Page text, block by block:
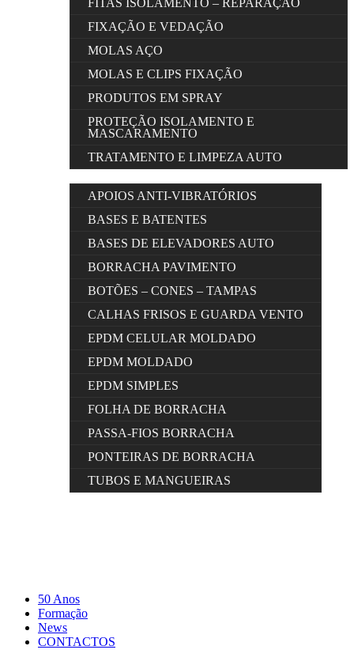
FITAS ISOLAMENTO – REPARAÇÃO
FIXAÇÃO E VEDAÇÃO
MOLAS AÇO
MOLAS E CLIPS FIXAÇÃO
PRODUTOS EM SPRAY
PROTEÇÃO ISOLAMENTO E
MASCARAMENTO
TRATAMENTO E LIMPEZA AUTO
APOIOS ANTI-VIBRATÓRIOS
BASES E BATENTES
BASES DE ELEVADORES AUTO
BORRACHA PAVIMENTO
BOTÕES – CONES – TAMPAS
CALHAS FRISOS E GUARDA VENTO
EPDM CELULAR MOLDADO
EPDM MOLDADO
EPDM SIMPLES
FOLHA DE BORRACHA
PASSA-FIOS BORRACHA
PONTEIRAS DE BORRACHA
TUBOS E MANGUEIRAS
50 Anos
Formação
News
CONTACTOS